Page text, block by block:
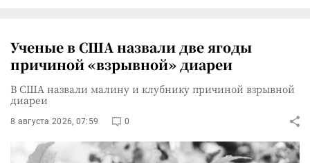
Ученые в США назвали две ягоды
причиной «взрывной» диареи
В США назвали малину и клубнику причиной взрывной
диареи
8 августа 2026, 07:59 0